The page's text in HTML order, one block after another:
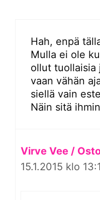
Hah, enpä
Mulla ei ole
ollut tuollaisia
vaan vähän
siellä vain
Näin sitä
Virve Vee /
15.1.2015 klo